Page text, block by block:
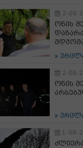
2-08-
ონის
2-08-
ონის
1-08-